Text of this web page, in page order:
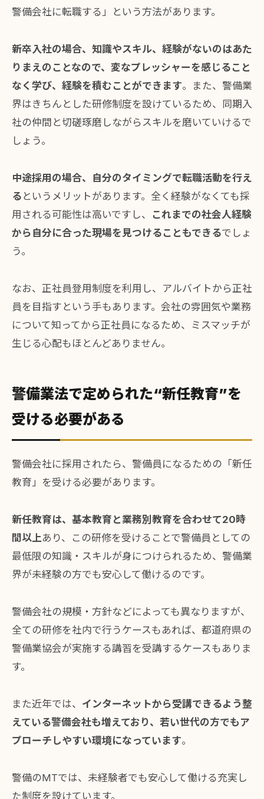
警備会社に転職する」という方法があります。
新卒入社の場合、知識やスキル、経験がないのはあた
りまえのことなので、変なプレッシャーを感じること
なく学び、経験を積むことができます。また、警備業
界はきちんとした研修制度を設けているため、同期入
社の仲間と切磋琢磨しながらスキルを磨いていけるで
しょう。
中途採用の場合、自分のタイミングで転職活動を行え
る というメリットがあります。全く経験がなくても採
用される可能性は高いですし、
これまでの社会人経験
から自分に合った現場を見つけることもできるでしょ
う。
なお、正社員登用制度を利用し、アルバイトから正社
員を目指すという手もあります。会社の雰囲気や業務
について知ってから正社員になるため、ミスマッチが
生じる心配もほとんどありません。
警備業法で定められた“新任教育”を
受ける必要がある
警備会社に採用されたら、警備員になるための「新任
教育」を受ける必要があります。
新任教育は、基本教育と業務別教育を合わせて20時
間以上 あり、この研修を受けることで警備員としての
最低限の知識・スキルが身につけられるため、警備業
界が未経験の方でも安心して働けるのです。
警備会社の規模・方針などによっても異なりますが、
全ての研修を社内で行うケースもあれば、都道府県の
警備業協会が実施する講習を受講するケースもありま
す。
また近年では、 インターネットから受講できるよう整
えている警備会社も増えており、若い世代の方でもア
プローチしやすい環境になっています。
警備のMTでは、未経験者でも安心して働ける充実し
た制度を設けています。